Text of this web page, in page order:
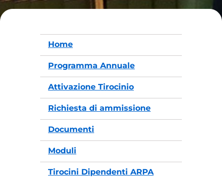
Home
Programma Annuale
Attivazione Tirocinio
Richiesta di ammissione
Documenti
Moduli
Tirocini Dipendenti ARPA